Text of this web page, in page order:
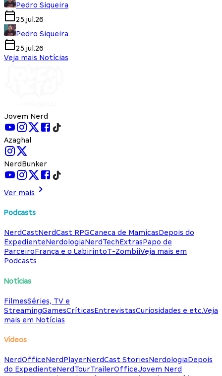
Pedro Siqueira
25.jul.26
Pedro Siqueira
25.jul.26
Veja mais Notícias
Jovem Nerd
Azaghal
NerdBunker
Ver mais
Podcasts
NerdCastNerdCast RPGCaneca de MamicasDepois do
ExpedienteNerdologiaNerdTechExtrasPapo de
ParceiroFrança e o LabirintoT-ZombiiVeja mais em
Podcasts
Notícias
FilmesSéries, TV e
StreamingGamesCríticasEntrevistasCuriosidades e etc.Veja
mais em Notícias
Vídeos
NerdOfficeNerdPlayerNerdCast StoriesNerdologiaDepois
do ExpedienteNerdTourTrailerOfficeJovem Nerd